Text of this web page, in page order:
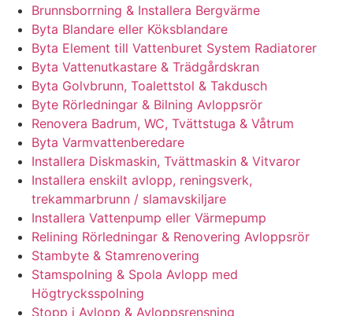
Brunnsborrning & Installera Bergvärme
Byta Blandare eller Köksblandare
Byta Element till Vattenburet System Radiatorer
Byta Vattenutkastare & Trädgårdskran
Byta Golvbrunn, Toalettstol & Takdusch
Byte Rörledningar & Bilning Avloppsrör
Renovera Badrum, WC, Tvättstuga & Våtrum
Byta Varmvattenberedare
Installera Diskmaskin, Tvättmaskin & Vitvaror
Installera enskilt avlopp, reningsverk,
trekammarbrunn / slamavskiljare
Installera Vattenpump eller Värmepump
Relining Rörledningar & Renovering Avloppsrör
Stambyte & Stamrenovering
Stamspolning & Spola Avlopp med
Högtrycksspolning
Stopp i Avlopp & Avloppsrensning